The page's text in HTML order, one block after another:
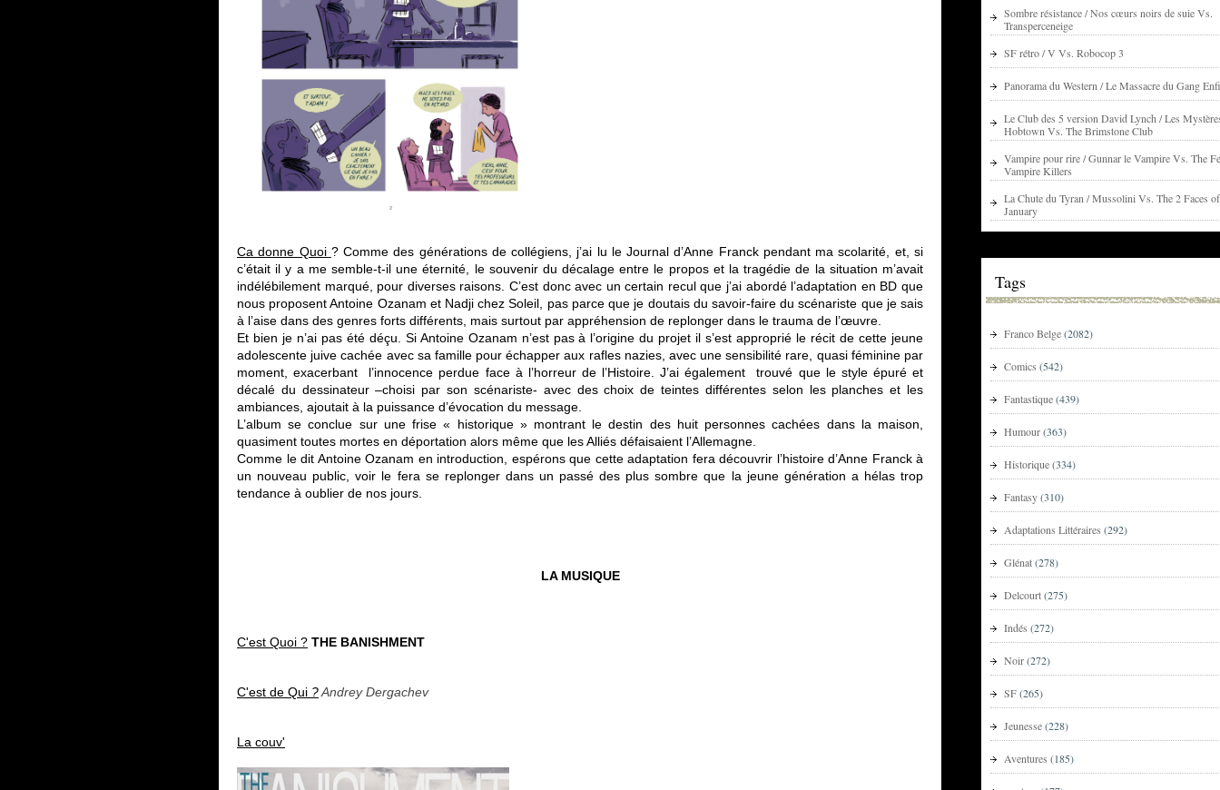
Ca donne Quoi ? Comme des générations de collégiens, j’ai lu le Journal d’Anne Franck pendant ma scolarité, et, si
c’était il y a me semble-t-il une éternité, le souvenir du décalage entre le propos et la tragédie de la situation m’avait
indélébilement marqué, pour diverses raisons. C’est donc avec un certain recul que j’ai abordé l’adaptation en BD que
nous proposent Antoine Ozanam et Nadji chez Soleil, pas parce que je doutais du savoir-faire du scénariste que je sais
à l’aise dans des genres forts différents, mais surtout par appréhension de replonger dans le trauma de l’œuvre.
Et bien je n’ai pas été déçu. Si Antoine Ozanam n’est pas à l’origine du projet il s’est approprié le récit de cette jeune
adolescente juive cachée avec sa famille pour échapper aux rafles nazies, avec une sensibilité rare, quasi féminine par
moment, exacerbant l’innocence perdue face à l’horreur de l’Histoire. J’ai également trouvé que le style épuré et
décalé du dessinateur –choisi par son scénariste- avec des choix de teintes différentes selon les planches et les
ambiances, ajoutait à la puissance d’évocation du message.
L’album se conclue sur une frise « historique » montrant le destin des huit personnes cachées dans la maison,
quasiment toutes mortes en déportation alors même que les Alliés défaisaient l’Allemagne.
Comme le dit Antoine Ozanam en introduction, espérons que cette adaptation fera découvrir l’histoire d’Anne Franck à
un nouveau public, voir le fera se replonger dans un passé des plus sombre que la jeune génération a hélas trop
tendance à oublier de nos jours.
LA MUSIQUE
C'est Quoi ? THE BANISHMENT
C'est de Qui ?Andrey Dergachev
La couv'
Sombre résistance / Nos cœurs noirs de suie Vs.
Transperceneige
SF rétro / V Vs. Robocop 3
Panorama du Western / Le Massacre du Gang
Le Club des 5 version David Lynch / Les
Hobtown Vs. The Brimstone Club
Vampire pour rire / Gunnar le Vampire Vs. The
Vampire Killers
La Chute du Tyran / Mussolini Vs. The 2 Faces of
January
Tags
Franco Belge(2082)
Comics (542)
Fantastique(439)
Humour(363)
Historique(334)
Fantasy(310)
Adaptations Littéraires (292)
Glénat(278)
Delcourt(275)
Indés (272)
Noir(272)
SF(265)
Jeunesse(228)
Aventures (185)